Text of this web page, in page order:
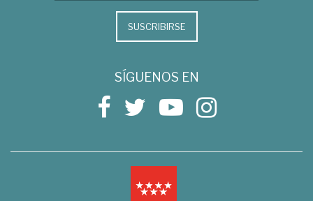
SUSCRIBIRSE
SÍGUENOS EN